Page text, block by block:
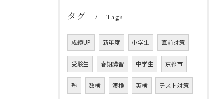
タグ Tags
成績UP 新年度 小学生 直前対策
受験生 春期講習 中学生 京都市
塾 数検 漢検 英検 テスト対策